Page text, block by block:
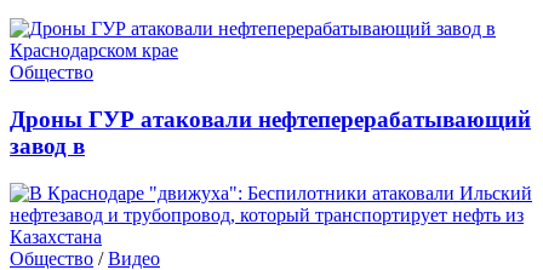
Общество
Дроны ГУР атаковали нефтеперерабатывающий
завод в
Общество /Видео